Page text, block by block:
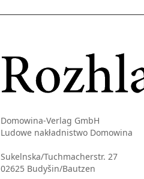
Domowina-Verlag GmbH
Ludowe nakładnistwo Domowina
Sukelnska/Tuchmacherstr. 27
02625 Budyšin/Bautzen